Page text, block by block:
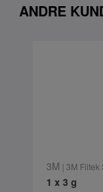
ANDRE
3M | 3M Filtek
1 x 3 g